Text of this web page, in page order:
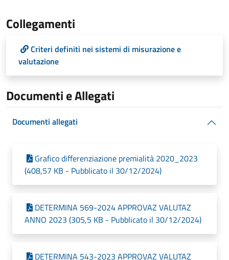
Collegamenti
Criteri definiti nei sistemi di misurazione e
valutazione
Documenti e Allegati
Documenti allegati
Grafico differenziazione premialità 2020_2023
(408,57 KB - Pubblicato il 30/12/2024)
DETERMINA 569-2024 APPROVAZ VALUTAZ
ANNO 2023 (305,5 KB - Pubblicato il 30/12/2024)
DETERMINA 543-2023 APPROVAZ VALUTAZ